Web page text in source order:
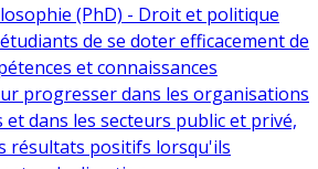
(PhD) - Droit et politique
de se doter efficacement de
et connaissances
progresser dans les organisations
dans les secteurs public et privé,
résultats positifs lorsqu'ils